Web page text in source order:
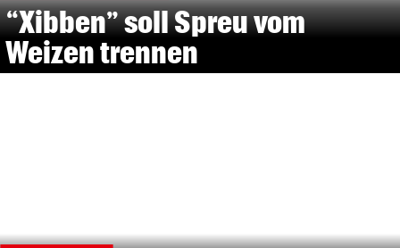
“Xibben” soll Spreu vom
Weizen trennen